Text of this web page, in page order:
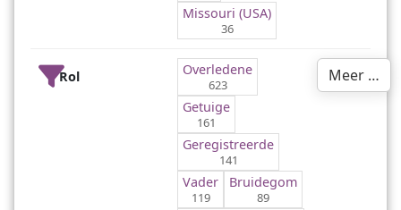
Missouri (USA)
36
Rol Overledene
623
Getuige
161
Geregistreerde
141
Vader
119
Bruidegom
89
Meer …